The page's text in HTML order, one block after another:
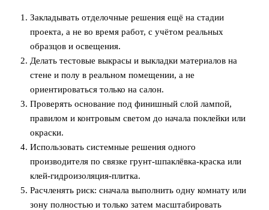
Закладывать отделочные решения ещё на стадии
проекта, а не во время работ, с учётом реальных
образцов и освещения.
Делать тестовые выкрасы и выкладки материалов на
стене и полу в реальном помещении, а не
ориентироваться только на салон.
Проверять основание под финишный слой лампой,
правилом и контровым светом до начала поклейки или
окраски.
Использовать системные решения одного
производителя по связке грунт-шпаклёвка-краска или
клей-гидроизоляция-плитка.
Расчленять риск: сначала выполнить одну комнату или
зону полностью и только затем масштабировать